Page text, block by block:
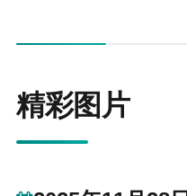
精彩图片